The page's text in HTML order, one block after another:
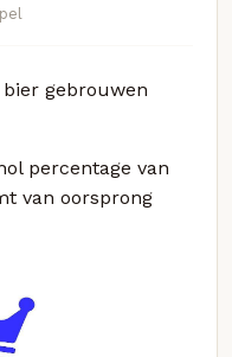
bier gebrouwen
percentage van
van oorsprong